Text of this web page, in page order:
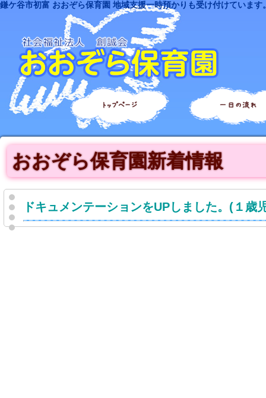
鎌ケ谷市初富 おおぞら保育園 地域支援一時預かりも受け付けています
トップページ 一日の流れ
おおぞら保育園新着情報
ドキュメンテーションをUPしました。(１歳